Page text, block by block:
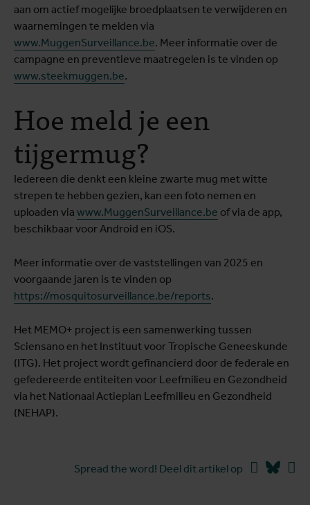
aan om actief mogelijke broedplaatsen te verwijderen en
waarnemingen te melden via
www.MuggenSurveillance.be. Meer informatie over de
campagne en preventieve maatregelen is te vinden op
www.steekmuggen.be.
Hoe meld je een
tijgermug?
Iedereen die denkt een kleine zwarte mug met witte
strepen te hebben gezien, kan een foto nemen en
uploaden via www.MuggenSurveillance.be of via de app,
beschikbaar voor Android en iOS.
Meer informatie over de vaststellingen van 2025 en
voorgaande jaren is te vinden op
https://mosquitosurveillance.be/reports.
Het MEMO+ project is een samenwerking tussen
Sciensano en het Instituut voor Tropische Geneeskunde
(ITG). Het project wordt gefinancierd door de federale en
gefedereerde entiteiten voor Leefmilieu en Gezondheid
via het Nationaal Actieplan Leefmilieu en Gezondheid
(NEHAP).
Spread the word! Deel dit artikel op Facebook